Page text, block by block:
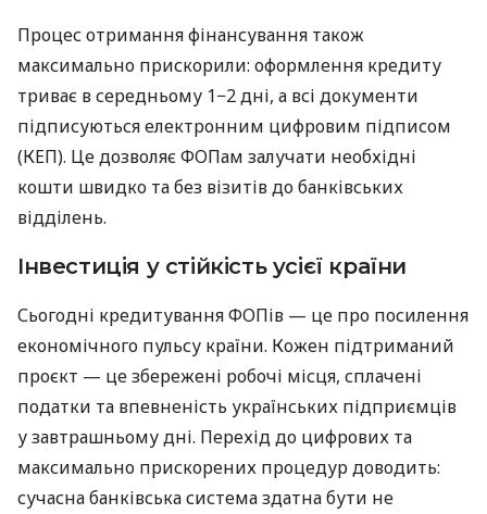
Процес отримання фінансування також
максимально прискорили: оформлення кредиту
триває в середньому 1−2 дні, а всі документи
підписуються електронним цифровим підписом
(КЕП). Це дозволяє ФОПам залучати необхідні
кошти швидко та без візитів до банківських
відділень.
Інвестиція у стійкість усієї країни
Сьогодні кредитування ФОПів — це про посилення
економічного пульсу країни. Кожен підтриманий
проєкт — це збережені робочі місця, сплачені
податки та впевненість українських підприємців
у завтрашньому дні. Перехід до цифрових та
максимально прискорених процедур доводить:
сучасна банківська система здатна бути не